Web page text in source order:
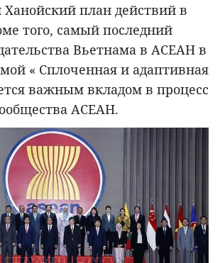
Ханойский план действий в
того, самый последний
Вьетнама в АСЕАН в
« Сплоченная и адаптивная
важным вкладом в процесс
АСЕАН.